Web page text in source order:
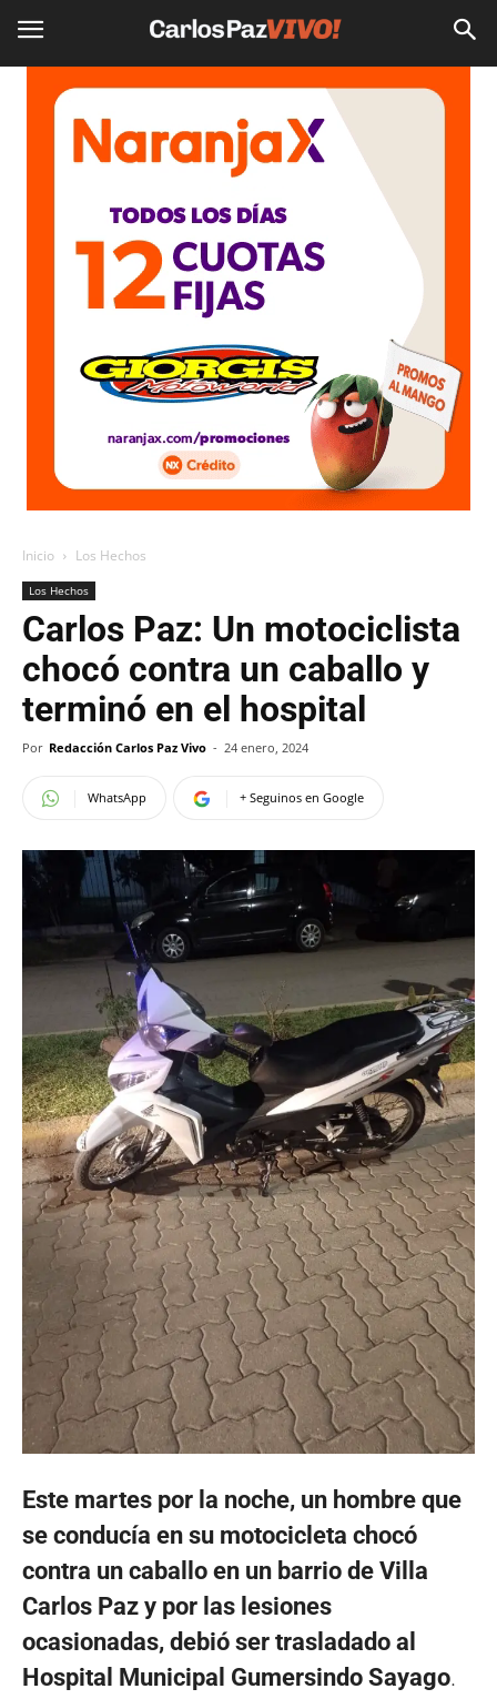
Inicio Los Hechos
Los Hechos
Carlos Paz: Un motociclista
chocó contra un caballo y
terminó en el hospital
Por Redacción Carlos Paz Vivo - 24 enero, 2024
WhatsApp + Seguinos en Google
Este martes por la noche, un hombre que
se conducía en su motocicleta chocó
contra un caballo en un barrio de Villa
Carlos Paz y por las lesiones
ocasionadas, debió ser trasladado al
Hospital Municipal Gumersindo Sayago.